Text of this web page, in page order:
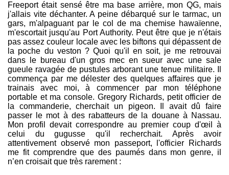
Freeport était sensé être ma base arrière, mon QG, mais
j'allais vite déchanter. A peine débarqué sur le tarmac, un
gars, m'alpaguant par le col de ma chemise hawaïenne,
m'escortait jusqu'au Port Authority. Peut être que je n'étais
pas assez couleur locale avec les biftons qui dépassent de
la poche du veston ? Quoi qu'il en soit, je me retrouvai
dans le bureau d'un gros mec en sueur avec une sale
gueule ravagée de pustules arborant une tenue militaire. Il
commença par me délester des quelques affaires que je
trainais avec moi, à commencer par mon téléphone
portable et ma console. Gregory Richards, petit officier de
la commanderie, cherchait un pigeon. Il avait dû faire
passer le mot à des rabatteurs de la douane à Nassau.
Mon profil devait correspondre au premier coup d'œil à
celui du gugusse qu'il recherchait. Après avoir
attentivement observé mon passeport, l'officier Richards
me fit comprendre que des paumés dans mon genre, il
n’en croisait que très rarement :